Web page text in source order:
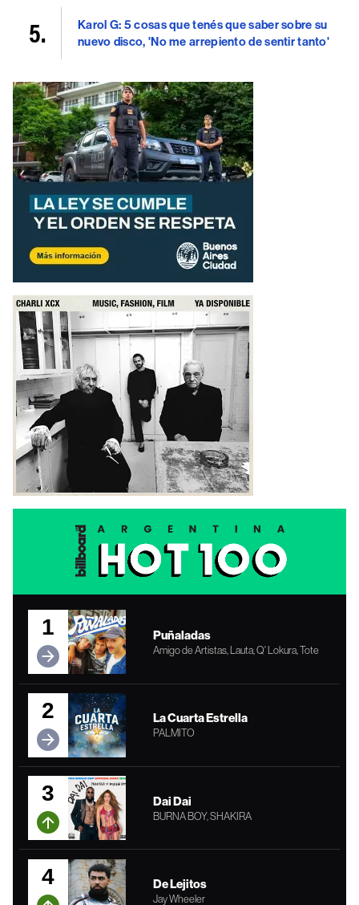
Karol G: 5 cosas que tenés que saber sobre su
nuevo disco, 'No me arrepiento de sentir tanto'
1 Puñaladas
Amigo de Artistas, Lauta, Q' Lokura, Tote
2 La Cuarta Estrella
PALMITO
3 Dai Dai
BURNA BOY, SHAKIRA
4 De Lejitos
Jay Wheeler